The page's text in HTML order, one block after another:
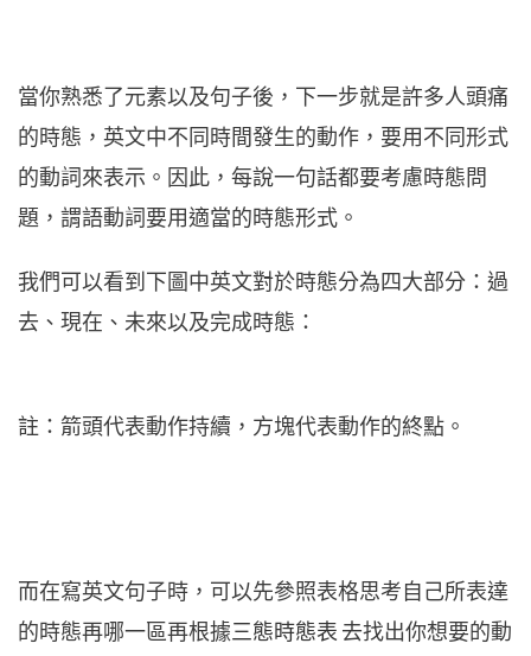
當你熟悉了元素以及句子後，下一步就是許多人頭痛
的時態，英文中不同時間發生的動作，要用不同形式
的動詞來表示。因此，每說一句話都要考慮時態問
題，謂語動詞要用適當的時態形式。
我們可以看到下圖中英文對於時態分為四大部分：過
去、現在、未來以及完成時態：
註：箭頭代表動作持續，方塊代表動作的終點。
而在寫英文句子時，可以先參照表格思考自己所表達
的時態再哪一區再根據三態時態表 去找出你想要的動